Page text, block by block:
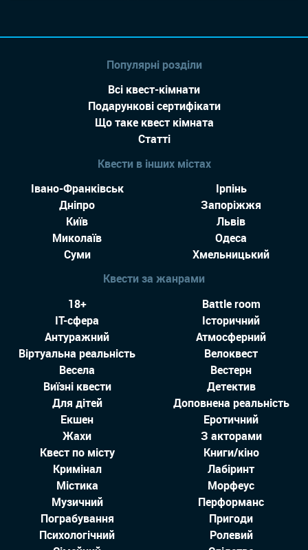
Популярні розділи
Всі квест-кімнати
Подарункові сертифікати
Що таке квест кімната
Статті
Квести в інших містах
Івано-Франківськ
Ірпінь
Дніпро
Запоріжжя
Київ
Львів
Миколаїв
Одеса
Суми
Хмельницький
Квести за жанрами
18+
Battle room
IT-сфера
Історичний
Антуражний
Атмосферний
Віртуальна реальність
Велоквест
Весела
Вестерн
Виїзні квести
Детектив
Для дітей
Доповнена реальність
Екшен
Еротичний
Жахи
З акторами
Квест по місту
Книги/кіно
Кримінал
Лабіринт
Містика
Морфеус
Музичний
Перформанс
Пограбування
Пригоди
Психологічний
Ролевий